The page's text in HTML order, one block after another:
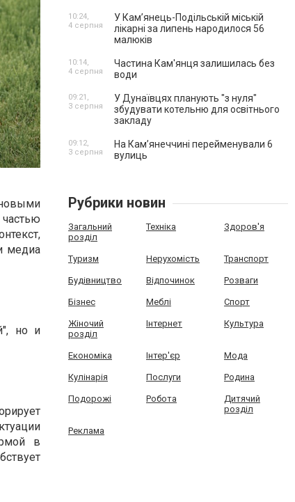
медиа
но и
в
У Кам’янець-Подільській міській
лікарні за липень народилося 56
малюків
10:24,
4 серпня
Частина Кам'янця залишилась без
води
10:14,
4 серпня
У Дунаївцях планують "з нуля"
збудувати котельню для освітнього
закладу
09:21,
3 серпня
На Камʼянеччині перейменували 6
вулиць
09:12,
3 серпня
Рубрики новин
Загальний
розділ
Техніка Здоров'я
Туризм Нерухомість Транспорт
Будівництво Відпочинок Розваги
Бізнес Меблі Спорт
Жіночий
розділ
Інтернет Культура
Економіка Інтер'єр Мода
Кулінарія Послуги Родина
Подорожі Робота
Дитячий
розділ
Реклама